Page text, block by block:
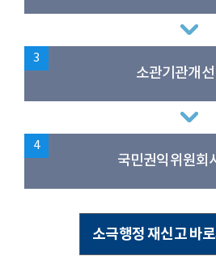
3
소관기관개선
4
국민권익위원회
소극행정 재신고 바로